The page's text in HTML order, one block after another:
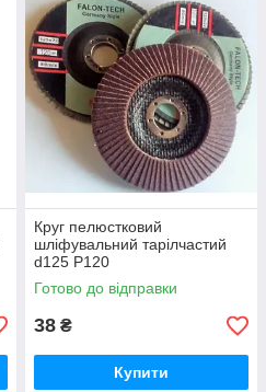
Круг пелюстковий
шліфувальний тарілчастий
d125 Р120
Готово до відправки
38 ₴
Купити